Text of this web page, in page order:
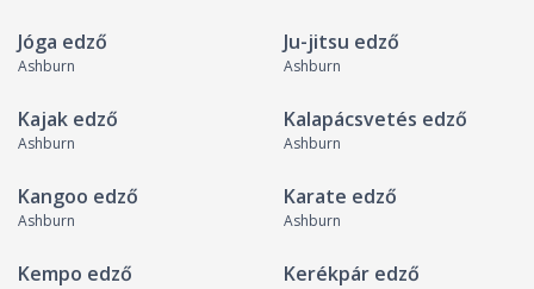
Jóga edző
Ashburn
Ju-jitsu edző
Ashburn
Kajak edző
Ashburn
Kalapácsvetés edző
Ashburn
Kangoo edző
Ashburn
Karate edző
Ashburn
Kempo edző Kerékpár edző